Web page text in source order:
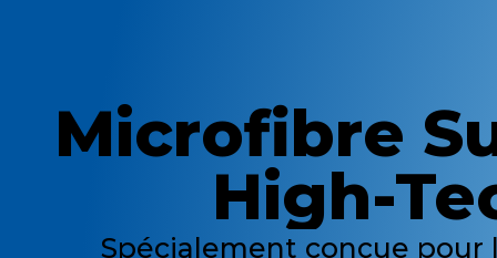
Microfibre
High-
Spécialement conçue pour